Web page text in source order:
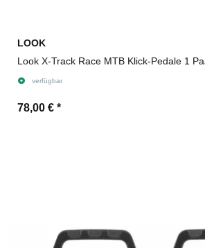
LOOK
Look X-Track Race MTB Klick-Pedale 1
verfügbar
78,00 € *